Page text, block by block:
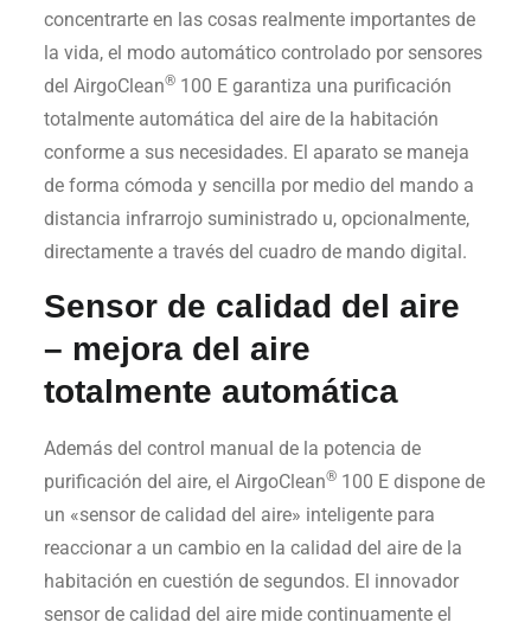
concentrarte en las cosas realmente importantes de
la vida, el modo automático controlado por sensores
del AirgoClean®100 E garantiza una purificación
totalmente automática del aire de la habitación
conforme a sus necesidades. El aparato se maneja
de forma cómoda y sencilla por medio del mando a
distancia infrarrojo suministrado u, opcionalmente,
directamente a través del cuadro de mando digital.
Sensor de calidad del aire
– mejora del aire
totalmente automática
Además del control manual de la potencia de
purificación del aire, el AirgoClean®100 E dispone de
un «sensor de calidad del aire» inteligente para
reaccionar a un cambio en la calidad del aire de la
habitación en cuestión de segundos. El innovador
sensor de calidad del aire mide continuamente el